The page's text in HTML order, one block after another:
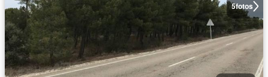
5fotos